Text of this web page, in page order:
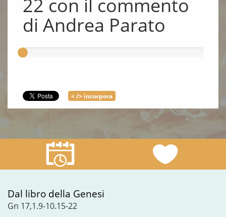
22 con il commento
di Andrea Parato
< /> incorpora
Dal libro della Genesi
Gn 17,1.9-10.15-22